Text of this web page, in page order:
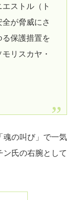
ストル（ト
が‌脅威にさ
る保護措置を
リスカヤ・
魂の叫び」で一気
ン氏の右腕として